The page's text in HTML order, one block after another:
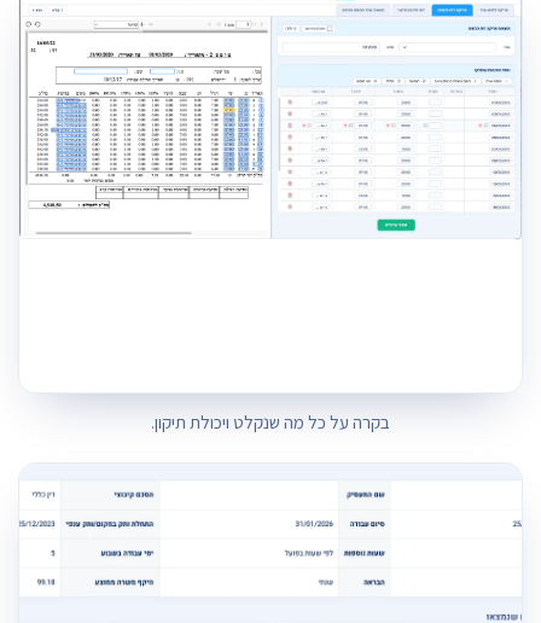
בקרה על כל מה שנקלט ויכולת תיקון.